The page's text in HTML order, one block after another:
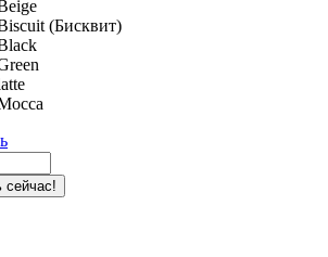
сейчас!